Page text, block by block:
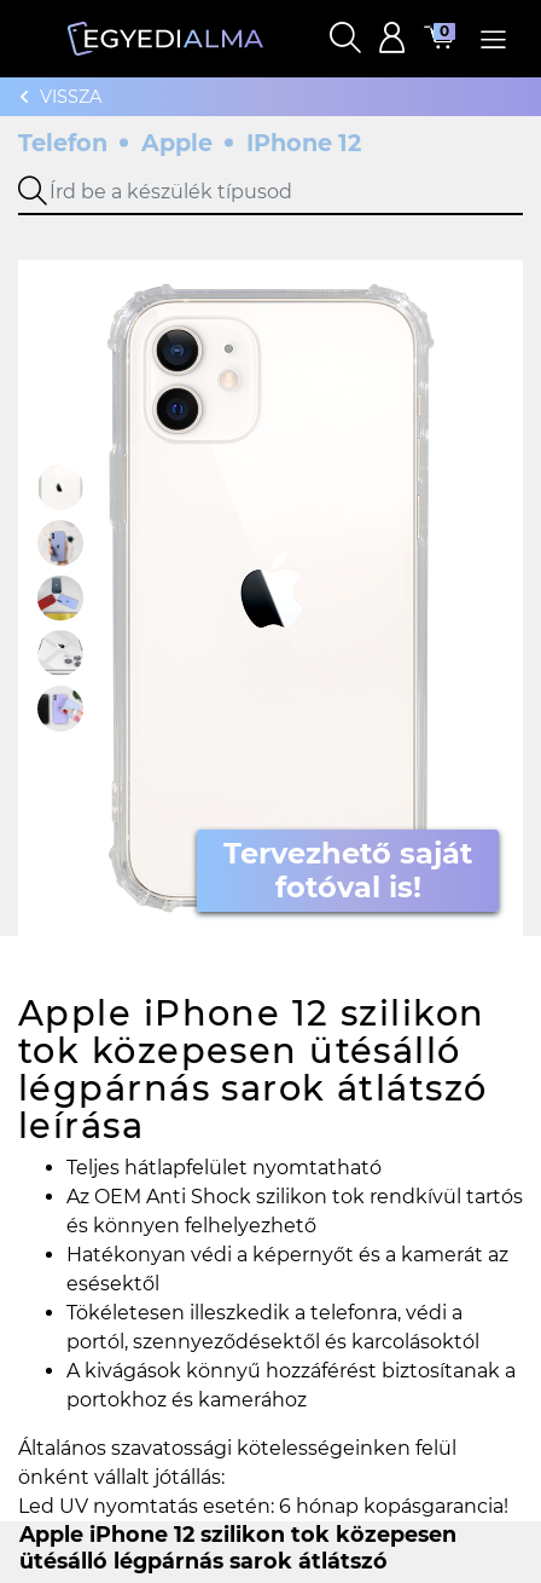
0
VISSZA
Telefon Apple IPhone 12
Tervezhető saját
fotóval is!
Apple iPhone 12 szilikon
tok közepesen ütésálló
légpárnás sarok átlátszó
leírása
Teljes hátlapfelület nyomtatható
Az OEM Anti Shock szilikon tok rendkívül tartós
és könnyen felhelyezhető
Hatékonyan védi a képernyőt és a kamerát az
esésektől
Tökéletesen illeszkedik a telefonra, védi a
portól, szennyeződésektől és karcolásoktól
A kivágások könnyű hozzáférést biztosítanak a
portokhoz és kamerához
Általános szavatossági kötelességeinken felül
önként vállalt jótállás:
Led UV nyomtatás esetén: 6 hónap kopásgarancia!
Apple iPhone 12 szilikon tok közepesen
ütésálló légpárnás sarok átlátszó